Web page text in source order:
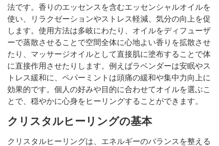
法です。香りのエッセンスを含むエッセンシャルオイルを
使い、リラクゼーションやストレス軽減、気分の向上を促
します。使用方法は多岐にわたり、オイルをディフューザ
ーで蒸散させることで空間全体に心地よい香りを拡散させ
たり、マッサージオイルとして直接肌に塗布することで体
に直接作用させたりします。例えばラベンダーは安眠やス
トレス緩和に、ペパーミントは頭痛の緩和や集中力向上に
効果的です。個人の好みや目的に合わせてオイルを選ぶこ
とで、穏やかに心身をヒーリングすることができます。
クリスタルヒーリングの基本
クリスタルヒーリングは、エネルギーのバランスを整える